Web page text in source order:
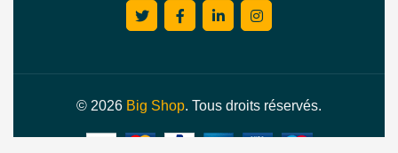
© 2026 Big Shop. Tous droits réservés.